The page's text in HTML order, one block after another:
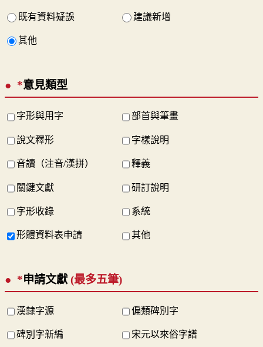
既有資料疑誤 建議新增
其他
*意見類型
字形與用字 部首與筆畫
說文釋形 字樣說明
音讀（注音/漢拼） 釋義
關鍵文獻 研訂說明
字形收錄 系統
形體資料表申請 其他
*申請文獻 (最多五筆)
漢隸字源 偏類碑別字
碑別字新編 宋元以來俗字譜